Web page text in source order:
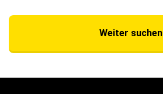
Weiter suchen